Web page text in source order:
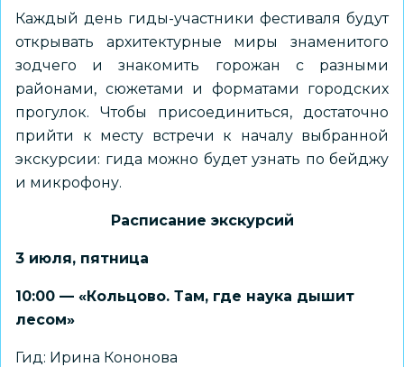
Каждый день гиды-участники фестиваля будут
открывать архитектурные миры знаменитого
зодчего и знакомить горожан с разными
районами, сюжетами и форматами городских
прогулок. Чтобы присоединиться, достаточно
прийти к месту встречи к началу выбранной
экскурсии: гида можно будет узнать по бейджу
и микрофону.
Расписание экскурсий
3 июля, пятница
10:00 — «Кольцово. Там, где наука дышит
лесом»
Гид: Ирина Кононова